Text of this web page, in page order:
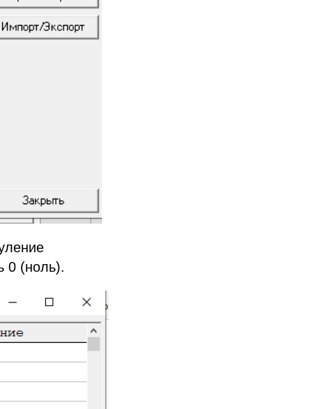
0 (ноль).